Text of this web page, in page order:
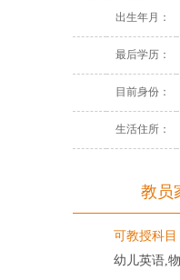
出生年月：
最后学历：
目前身份：
生活住所：
教员
可教授科目
幼儿英语,